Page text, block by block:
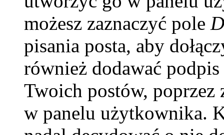
możesz zaznaczyć pole
pisania posta, aby
również dodawać
Twoich postów, poprzez
w panelu użytkownika.